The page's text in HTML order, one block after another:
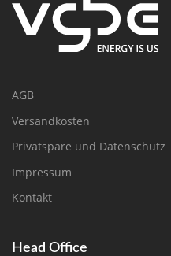
AGB
Versandkosten
Privatspäre und Datenschutz
Impressum
Kontakt
Head Office